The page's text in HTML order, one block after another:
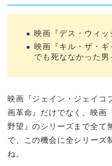
映画『デス・ウィッ
映画『キル・ザ・
でも死ななかった男
映画『ジェイン・ジェイ
画革命』だけでなく、映画
野望』のシリーズまで全て
で、この機会に全シリーズ
ね。